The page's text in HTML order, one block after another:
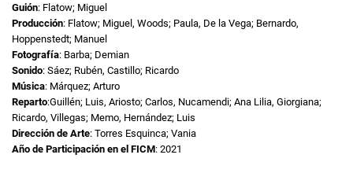
Guión: Flatow; Miguel
Producción: Flatow; Miguel, Woods; Paula, De la Vega; Bernardo,
Hoppenstedt; Manuel
Fotografía: Barba; Demian
Sonido: Sáez; Rubén, Castillo; Ricardo
Música: Márquez; Arturo
Reparto:Guillén; Luis, Ariosto; Carlos, Nucamendi; Ana Lilia, Giorgiana;
Ricardo, Villegas; Memo, Hernández; Luis
Dirección de Arte: Torres Esquinca; Vania
Año de Participación en el FICM: 2021